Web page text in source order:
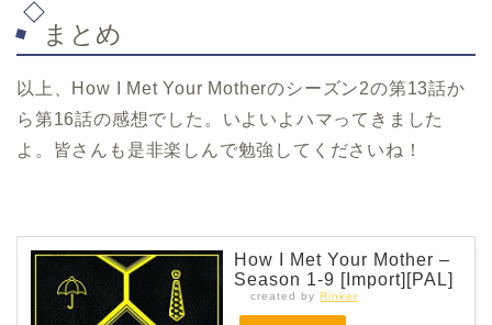
まとめ
以上、How I Met Your Motherのシーズン2の第13話か
ら第16話の感想でした。いよいよハマってきました
よ。皆さんも是非楽しんで勉強してくださいね！
How I Met Your Mother –
Season 1-9 [Import][PAL]
created by Rinker